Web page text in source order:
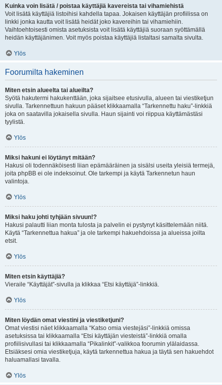
Kuinka voin lisätä / poistaa käyttäjiä kavereista tai vihamiehistä
Voit lisätä käyttäjiä listoihisi kahdella tapaa. Jokaisen käyttäjän profiilissa on
linkki jonka kautta voit lisätä heidät joko kavereihin tai vihamiehiin.
Vaihtoehtoisesti omista asetuksista voit lisätä käyttäjiä suoraan syöttämällä
heidän käyttäjänimen. Voit myös poistaa käyttäjiä listaltasi samalta sivulta.
Ylös
Foorumilta hakeminen
Miten etsin alueelta tai alueilta?
Syötä hakutermi hakukenttään, joka sijaitsee etusivulla, alueen tai viestiketjun
sivulla. Tarkennettuun hakuun pääset klikkaamalla “Tarkennettu haku”-linkkiä
joka on saatavilla jokaisella sivulla. Haun sijainti voi riippua käyttämästäsi
tyylistä.
Ylös
Miksi hakuni ei löytänyt mitään?
Hakusi oli todennäköisesti liian epämääräinen ja sisälsi useita yleisiä termejä,
joita phpBB ei ole indeksoinut. Ole tarkempi ja käytä Tarkennetun haun
valintoja.
Ylös
Miksi haku johti tyhjään sivuun!?
Hakusi palautti liian monta tulosta ja palvelin ei pystynyt käsittelemään niitä.
Käytä “Tarkennettua hakua” ja ole tarkempi hakuehdoissa ja alueissa joilta
etsit.
Ylös
Miten etsin käyttäjiä?
Vieraile “Käyttäjät”-sivulla ja klikkaa “Etsi käyttäjä”-linkkiä.
Ylös
Miten löydän omat viestini ja viestiketjuni?
Omat viestisi näet klikkaamalla “Katso omia viestejäsi”-linkkiä omissa
asetuksissa tai klikkaamalla “Etsi käyttäjän viesteistä”-linkkiä omalla
profiilisivullasi tai klikkaamalla “Pikalinkit”-valikkoa foorumin ylälaidassa.
Etsiäksesi omia viestiketjuja, käytä tarkennettua hakua ja täytä sen hakuehdot
haluamallasi tavalla.
Ylös